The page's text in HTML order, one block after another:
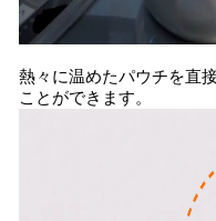
熱々に温めたパウチを直
ことができます。